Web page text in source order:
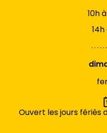
10h
14h
Ouvert les jours fériés